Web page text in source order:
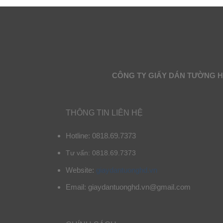
CÔNG TY GIẤY DÁN TƯỜNG
THÔNG TIN LIÊN HỆ
Hotline: 0818.69.7373
Tư vấn: 0818.69.7373
Website: giaydantuonghd.vn
Email: giaydantuonghd.vn@gmail.com